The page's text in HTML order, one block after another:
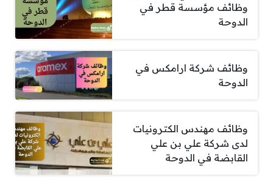
وظائف مؤسسة قطر في
الدوحة
وظائف شركة ارامكس في
الدوحة
وظائف مهندس الكترونيات
لدى شركة علي بن علي
القابضة في الدوحة